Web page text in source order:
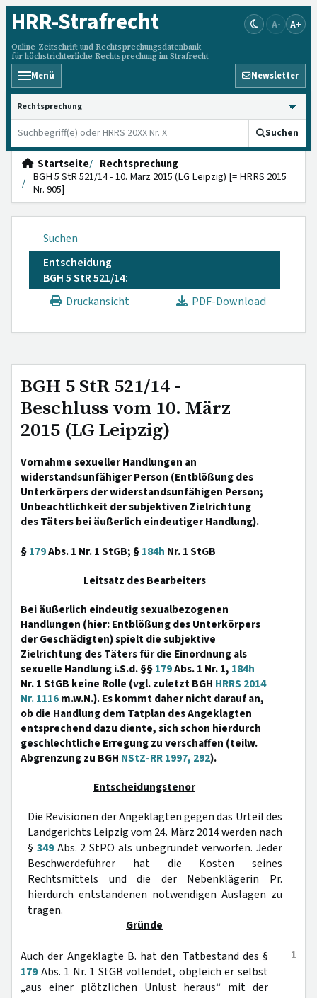
HRR-Strafrecht
Online-Zeitschrift und Rechtsprechungsdatenbank
für höchstrichterliche Rechtsprechung im Strafrecht
A- A+
Menü Newsletter
HRRS durchsuchen
Suchen
Startseite
Rechtsprechung
BGH 5 StR 521/14 - 10. März 2015 (LG Leipzig) [= HRRS 2015
Nr. 905]
Suchen
Entscheidung
BGH 5 StR 521/14:
Druckansicht
PDF-Download
BGH 5 StR 521/14 -
Beschluss vom 10. März
2015 (LG Leipzig)
Vornahme sexueller Handlungen an
widerstandsunfähiger Person (Entblößung des
Unterkörpers der widerstandsunfähigen Person;
Unbeachtlichkeit der subjektiven Zielrichtung
des Täters bei äußerlich eindeutiger Handlung).
§179Abs. 1 Nr. 1 StGB; §184h Nr. 1 StGB
Leitsatz des Bearbeiters
Bei äußerlich eindeutig sexualbezogenen
Handlungen (hier: Entblößung des Unterkörpers
der Geschädigten) spielt die subjektive
Zielrichtung des Täters für die Einordnung als
sexuelle Handlung i.S.d. §§179Abs. 1 Nr. 1, 184h
Nr. 1 StGB keine Rolle (vgl. zuletzt BGH HRRS 2014
Nr. 1116m.w.N.). Es kommt daher nicht darauf an,
ob die Handlung dem Tatplan des Angeklagten
entsprechend dazu diente, sich schon hierdurch
geschlechtliche Erregung zu verschaffen (teilw.
Abgrenzung zu BGH NStZ-RR 1997, 292).
Entscheidungstenor
Die Revisionen der Angeklagten gegen das Urteil des
Landgerichts Leipzig vom 24. März 2014 werden nach
§ 349Abs. 2 StPO als unbegründet verworfen. Jeder
Beschwerdeführer hat die Kosten seines
Rechtsmittels und die der Nebenklägerin Pr.
hierdurch entstandenen notwendigen Auslagen zu
tragen.
Gründe
1
Auch der Angeklagte B. hat den Tatbestand des §
179Abs. 1 Nr. 1 StGB vollendet, obgleich er selbst
„aus einer plötzlichen Unlust heraus“ mit der